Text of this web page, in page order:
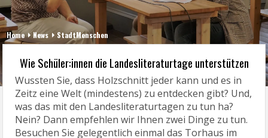
Home News StadtMenschen
Wie Schüler:innen die Landesliteraturtage unterstützen
Wussten Sie, dass Holzschnitt jeder kann und es in
Zeitz eine Welt (mindestens) zu entdecken gibt? Und,
was das mit den Landesliteraturtagen zu tun ha?
Nein? Dann empfehlen wir Ihnen zwei Dinge zu tun.
Besuchen Sie gelegentlich einmal das Torhaus im